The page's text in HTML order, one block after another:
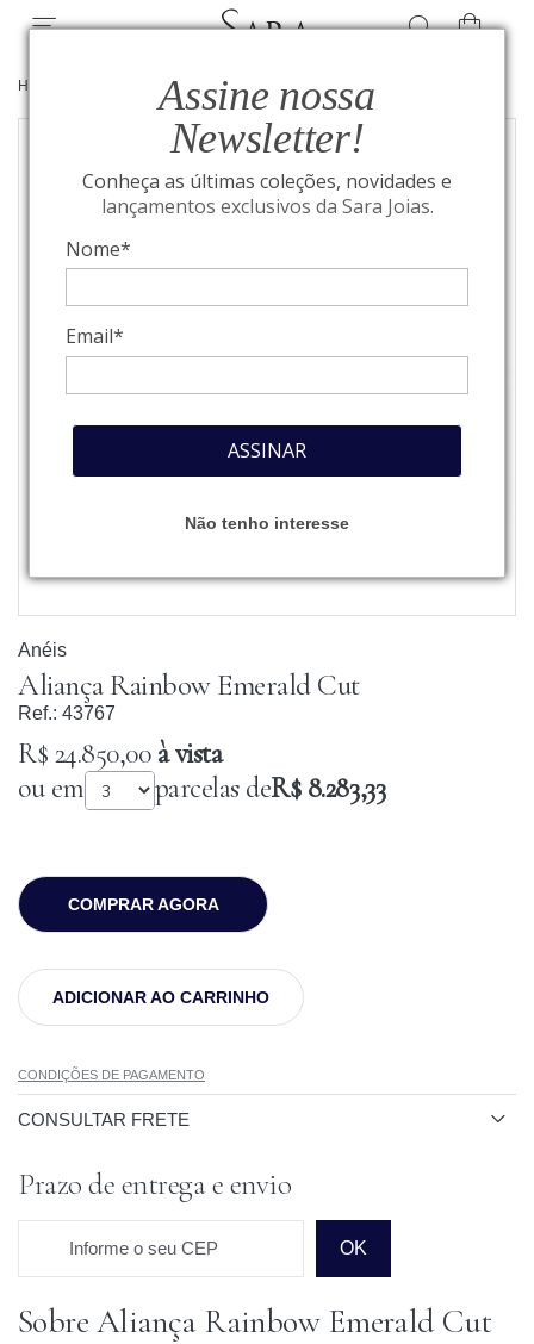
Assine nossa
Newsletter!
Conheça as últimas coleções, novidades e
lançamentos exclusivos da Sara Joias.
Nome*
Email*
ASSINAR
Não tenho interesse
HOME ANÉIS
Anéis
Aliança Rainbow Emerald Cut
Ref.: 43767
R$ 24.850,00à vista
ou em
parcelas deR$ 8.283,33
COMPRAR AGORA
ADICIONAR AO CARRINHO
CONDIÇÕES DE PAGAMENTO
CONSULTAR FRETE
Prazo de entrega e envio
Informe o seu CEP OK
Prazo para o CEP
Sobre Aliança Rainbow Emerald Cut